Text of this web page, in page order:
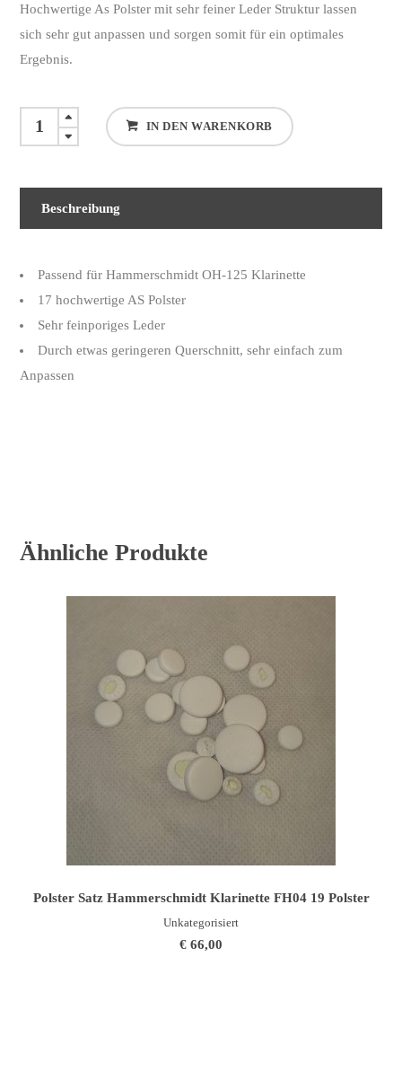
Hochwertige As Polster mit sehr feiner Leder Struktur lassen
sich sehr gut anpassen und sorgen somit für ein optimales
Ergebnis.
Polster
Satz
Polster
quantity
IN DEN WARENKORB
Beschreibung
Passend für Hammerschmidt OH-125 Klarinette
17 hochwertige AS Polster
Sehr feinporiges Leder
Durch etwas geringeren Querschnitt, sehr einfach zum
Anpassen
Ähnliche Produkte
Polster Satz Hammerschmidt Klarinette FH04 19 Polster
Unkategorisiert
€ 66,00